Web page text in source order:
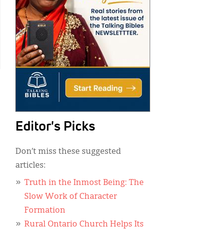
Editor's Picks
Don’t miss these suggested
articles:
Truth in the Inmost Being: The
Slow Work of Character
Formation
Rural Ontario Church Helps Its